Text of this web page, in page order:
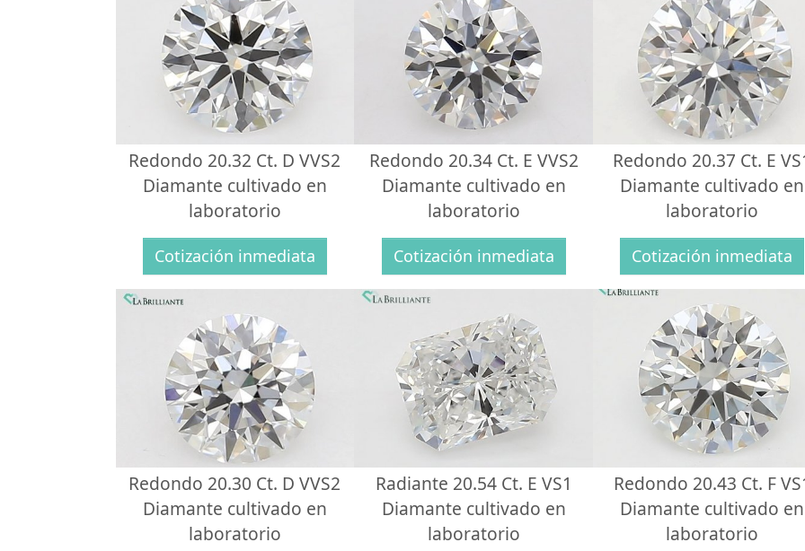
Redondo 20.32 Ct. D VVS2
Diamante cultivado en
laboratorio
Cotización inmediata
Redondo 20.34 Ct. E VVS2
Diamante cultivado en
laboratorio
Cotización inmediata
Redondo 20.37 Ct. E
Diamante cultivado en
laboratorio
Cotización inmediata
Redondo 20.30 Ct. D VVS2
Diamante cultivado en
laboratorio
Radiante 20.54 Ct. E VS1
Diamante cultivado en
laboratorio
Redondo 20.43 Ct. F
Diamante cultivado en
laboratorio